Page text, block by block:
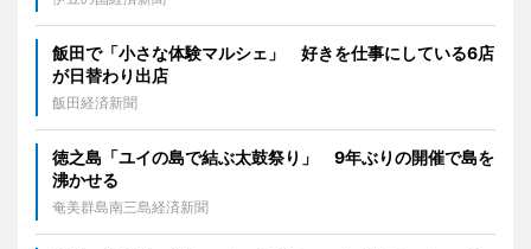
飯田で「小さな体験マルシェ」 好きを仕事にしている6店
が日替わり出店
飯田経済新聞
徳之島「ユイの島で結ぶ太鼓祭り」 9年ぶりの開催で島を
沸かせる
奄美群島南三島経済新聞